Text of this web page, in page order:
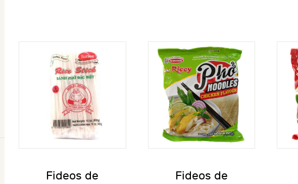
Fideos de
Fideos de